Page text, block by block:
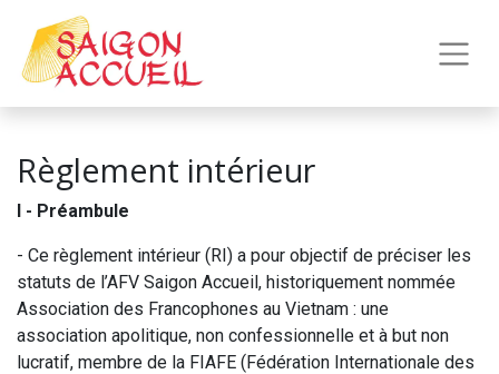
Règlement intérieur
I - Préambule
- Ce règlement intérieur (RI) a pour objectif de préciser les
statuts de l’AFV Saigon Accueil, historiquement nommée
Association des Francophones au Vietnam : une
association apolitique, non confessionnelle et à but non
lucratif, membre de la FIAFE (Fédération Internationale des